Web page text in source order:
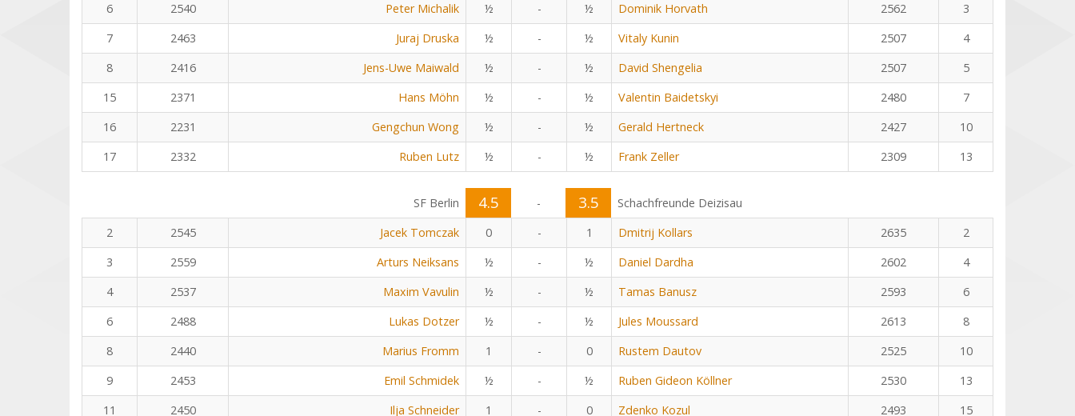
6
2540 Peter Michalik ½ - ½ Dominik Horvath 2562
3
7
2463 Juraj Druska ½ - ½ Vitaly Kunin 2507
4
8
2416 Jens-Uwe Maiwald ½ - ½ David Shengelia 2507
5
15
2371 Hans Möhn ½ - ½ Valentin Baidetskyi 2480
7
16
2231 Gengchun Wong ½ - ½ Gerald Hertneck 2427
10
17
2332 Ruben Lutz ½ - ½ Frank Zeller 2309 13
SF Berlin 4.5 - 3.5
Schachfreunde Deizisau
2
2545 Jacek Tomczak 0 - 1 Dmitrij Kollars 2635
2
3
2559 Arturs Neiksans ½ - ½ Daniel Dardha 2602
4
4
2537 Maxim Vavulin ½ - ½ Tamas Banusz 2593
6
6
2488 Lukas Dotzer ½ - ½ Jules Moussard 2613
8
8
2440 Marius Fromm 1 - 0 Rustem Dautov 2525
10
9
2453 Emil Schmidek ½ - ½ Ruben Gideon Köllner 2530
13
11
2450 Ilja Schneider 1 - 0 Zdenko Kozul 2493 15